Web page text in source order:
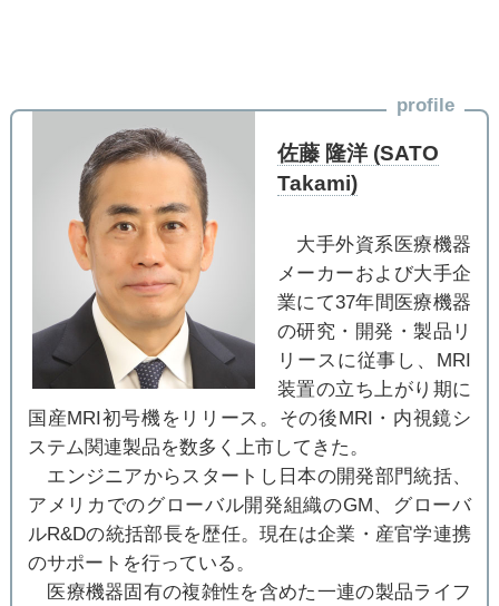
profile
佐藤 隆洋 (SATO
Takami)
大手外資系医療機器
メーカーおよび大手企
業にて37年間医療機器
の研究・開発・製品リ
リースに従事し、MRI
装置の立ち上がり期に
国産MRI初号機をリリース。その後MRI・内視鏡シ
ステム関連製品を数多く上市してきた。
エンジニアからスタートし日本の開発部門統括、
アメリカでのグローバル開発組織のGM、グローバ
ルR&Dの統括部長を歴任。現在は企業・産官学連携
のサポートを行っている。
医療機器固有の複雑性を含めた一連の製品ライフ